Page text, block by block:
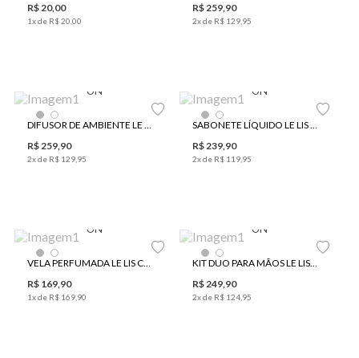
R$ 20, 00
1x de R$20 00
R$ 259 90
Edição Especial
2x de R$ 129 95
UN
DIFUSOR DE AMBIENTE LE LIS AROMA EDIÇÃO ESPECIAL JULIÁN MANFREDI FÍGO
R$ 259 90
Edição Especial
2x de R$ 129 95
UN
SABONETE LÍQUIDO LE LIS AROMA EDIÇÃO ESPECIAL JULIÁN MANFREDI FÍGO
R$ 239 90
Edição Especial
2x de R$ 119 95
UN
VELA PERFUMADA LE LIS CASA FÍGO
R$ 169 90
1x de R$ 169 90
UN
KIT DUO PARA MÃOS LE LIS AROMA 21
R$ 249 90
2x de R$ 124 95